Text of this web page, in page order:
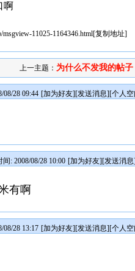
啊
msgview-11025-1164346.html[复制地址]
上一主题： 为什么不发我的帖
08/28 09:44 [加为好友][发送消息][个人
: 2008/08/28 10:00 [加为好友][发送消息
有啊
08/28 13:17 [加为好友][发送消息][个人